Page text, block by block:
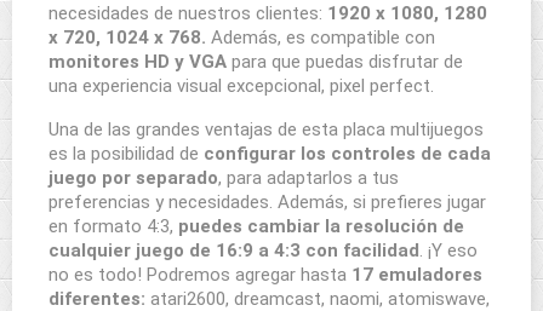
necesidades de nuestros clientes: 1920 x 1080, 1280
x 720, 1024 x 768. Además, es compatible con
monitores HD y VGA para que puedas disfrutar de
una experiencia visual excepcional, pixel perfect.
Una de las grandes ventajas de esta placa multijuegos
es la posibilidad de configurar los controles de cada
juego por separado, para adaptarlos a tus
preferencias y necesidades. Además, si prefieres jugar
en formato 4:3, puedes cambiar la resolución de
cualquier juego de 16:9 a 4:3 con facilidad. ¡Y eso
no es todo! Podremos agregar hasta 17 emuladores
diferentes: atari2600, dreamcast, naomi, atomiswave,